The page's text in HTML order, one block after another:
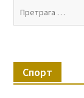
Спорт